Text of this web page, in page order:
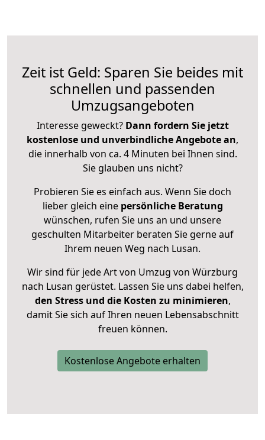
Zeit ist Geld: Sparen Sie beides mit
schnellen und passenden
Umzugsangeboten
Interesse geweckt? Dann fordern Sie jetzt
kostenlose und unverbindliche Angebote an,
die innerhalb von ca. 4 Minuten bei Ihnen sind.
Sie glauben uns nicht?
Probieren Sie es einfach aus. Wenn Sie doch
lieber gleich eine persönliche Beratung
wünschen, rufen Sie uns an und unsere
geschulten Mitarbeiter beraten Sie gerne auf
Ihrem neuen Weg nach Lusan.
Wir sind für jede Art von Umzug von Würzburg
nach Lusan gerüstet. Lassen Sie uns dabei helfen,
den Stress und die Kosten zu minimieren,
damit Sie sich auf Ihren neuen Lebensabschnitt
freuen können.
Kostenlose Angebote erhalten